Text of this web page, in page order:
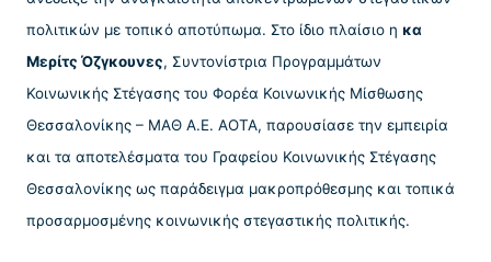
πολιτικών με τοπικό αποτύπωμα. Στο ίδιο πλαίσιο η κα
Μερίτς Όζγκουνες, Συντονίστρια Προγραμμάτων
Κοινωνικής Στέγασης του Φορέα Κοινωνικής Μίσθωσης
Θεσσαλονίκης – ΜΑΘ Α.Ε. ΑΟΤΑ, παρουσίασε την εμπειρία
και τα αποτελέσματα του Γραφείου Κοινωνικής Στέγασης
Θεσσαλονίκης ως παράδειγμα μακροπρόθεσμης και τοπικά
προσαρμοσμένης κοινωνικής στεγαστικής πολιτικής.